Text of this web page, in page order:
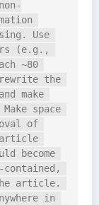
Use
(e.g.,
~80
the
make
space
of
article
become
article.
in